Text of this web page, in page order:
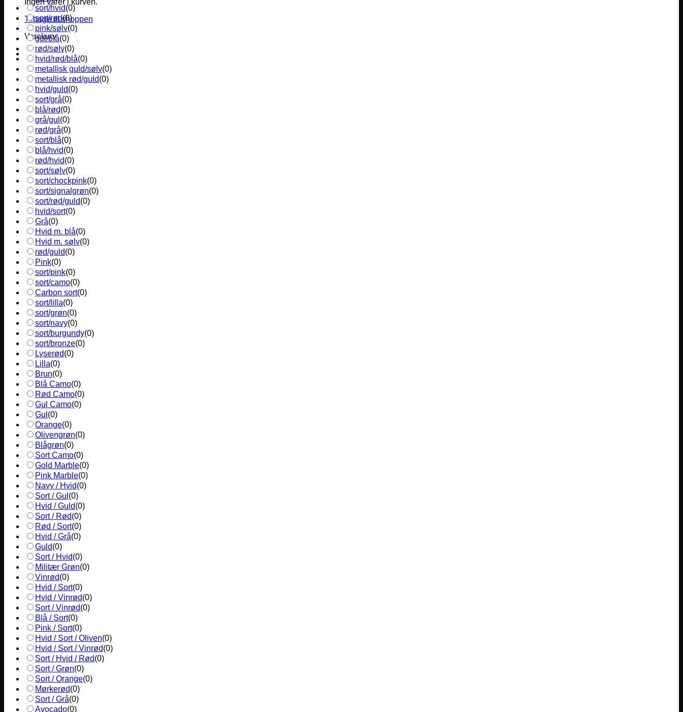
Ingen varer i kurven.
Tilbage til shoppen
Varekurv
sort/hvid(0)
sort/rød(0)
pink/sølv(0)
gul/blå(0)
rød/sølv(0)
hvid/rød/blå(0)
metallisk guld/sølv(0)
metallisk rød/guld(0)
hvid/guld(0)
sort/grå(0)
blå/rød(0)
grå/gul (0)
rød/grå(0)
sort/blå(0)
blå/hvid(0)
rød/hvid(0)
sort/sølv(0)
sort/chockpink(0)
sort/signalgrøn(0)
sort/rød/guld(0)
hvid/sort(0)
Grå(0)
Hvid m. blå(0)
Hvid m. sølv(0)
rød/guld(0)
Pink(0)
sort/pink(0)
sort/camo(0)
Carbon sort(0)
sort/lilla(0)
sort/grøn(0)
sort/navy(0)
sort/burgundy(0)
sort/bronze(0)
Lyserød(0)
Lilla(0)
Brun(0)
Blå Camo(0)
Rød Camo(0)
Gul Camo(0)
Gul (0)
Orange(0)
Olivengrøn(0)
Blågrøn(0)
Sort Camo(0)
Gold Marble(0)
Pink Marble(0)
Navy / Hvid(0)
Sort / Gul (0)
Hvid / Guld(0)
Sort / Rød(0)
Rød / Sort(0)
Hvid / Grå(0)
Guld(0)
Sort / Hvid(0)
Militær Grøn(0)
Vinrød(0)
Hvid / Sort(0)
Hvid / Vinrød(0)
Sort / Vinrød(0)
Blå / Sort(0)
Pink / Sort(0)
Hvid / Sort / Oliven(0)
Hvid / Sort / Vinrød(0)
Sort / Hvid / Rød(0)
Sort / Grøn(0)
Sort / Orange(0)
Mørkerød(0)
Sort / Grå(0)
Avocado(0)